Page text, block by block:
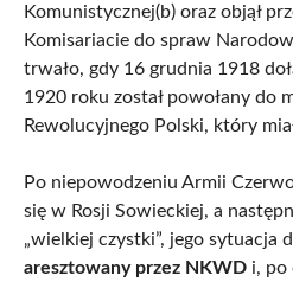
Komunistycznej(b) oraz objął
Komisariacie do spraw
trwało, gdy 16 grudnia 1918
1920 roku został powołany do
Rewolucyjnego Polski, który
Po niepowodzeniu Armii
się w Rosji Sowieckiej, a
„wielkiej czystki”, jego sytuacja
aresztowany przez NKWD i, po